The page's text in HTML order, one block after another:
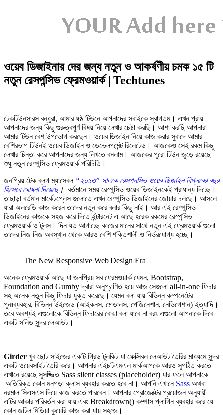
ওয়েব ডিজাইনার দের জন্য নতুন ও আকর্ষণীয় চমক ১৫ টি
নতুন রেসপন্সিভ ফ্রেমওয়ার্ক | Techtunes
টেকটিউনসারস বন্ধুরা, আমার ষষ্ঠ টিউনে আপনাদের সবাইকে স্বাগতম। এখন প্রায়
আপনাদের জন্য কিছু গুরুত্বপূর্ণ বিষয় নিয়ে লেখার চেষ্টা করছি। আশা করছি আপনারা
আমার টিউন বেশ উপভোগ করছেন। ওয়েব ডিজাইন নিয়ে কাজ করার সুবাদে আমার
বেশিরভাগ টিউনই ওয়েব ডিজাইন ও ডেভেলপমেন্ট রিলেটেড। আজকেও সেই রকম কিছু
লেখার চিন্তা করে আপনাদের জন্য লিখতে বসলাম। আজকের পুরো টিউন জুড়ে রয়েছে
শুধু নতুন রেস্পন্সিভ ফ্রেমওয়ার্ক পরিচিতি।
জনপ্রিয় টেক ব্লগ ম্যাসেবল“২০১৩” সালকে রেসপনসিভ ওয়েব ডিজাইন বিপ্লবের বছর
হিসেবে ঘোষনা দিয়েছে। বর্তমানে সময় রেস্পন্সিভ ওয়েব ডিজাইনকেই প্রাধান্য দিচ্ছে।
তাছাড়া বর্তমান মার্কেটপ্লেস গুলোতে এখন রেস্পন্সিভ ডিজাইনের জোয়ার চলছে। আসলে
যারা অলরেডি কাজ করেন তাদের নতুন করে বলার কিছু নাই। আর এই রেস্পন্সিভ
ডিজাইনের কাজকে সহজ করে দিতে ইন্টারনেট এ আছে হরেক রকমের রেস্পন্সিভ
ফ্রেমওয়ার্ক ও টুলস। দিন যত আগাচ্ছে কাজের মানের সাথে নতুন এই ফ্রেমওয়ার্ক গুলো
তাদের নিজ নিজ অবস্থান থেকে আরও বেশি শক্তিশালী ও নির্ভরযোগ্য হচ্ছে।
The New Responsive Web Design Era
অনেক ফ্রেমওয়ার্ক আছে যা জনপ্রিয় সব ফ্রেমওয়ার্ক যেমন, Bootstrap,
Foundation and Gumby দ্বারা অনুপ্রাণিত হয়ে আজ সেগুলো all-in-one ফিচার
সহ অনেক নতুন কিছু ফিচার যুক্ত করেছে। যেমন বলা যায় বিভিন্ন কম্পনেটের
পুনঃব্যবহার, বিভিন্ন উইজেড (আইকনস, মোডালস, পেজিনেশান, নেভিগেশান) ইত্যাদি।
তবে অবশ্যই এগুলোকে বিভিন্ন ফিচারের বোঝা বলা যাবে না বরং এগুলো আপনাকে দিবে
একটি সলিড সুন্দর লেআউট।
Girder খুব ছোট সাইজের একটি গ্রিড টুলকিট যা ফেক্সিবল লেআউট তৈরির মাধ্যমে সুন্দর
একটি ওয়েবসাইট তৈরি করে। আপনার এইচটিএমএল মার্কআপকে আরও সুগঠিত করতে
এখানে রয়েছে সুসজ্জিত Sass silent classes (placeholder) যার ফলে আপনাকে
অতিরিক্ত কোন মনগড়া ক্লাস ব্যবহার করতে হবে না। আপনি এখানে Sass অথবা
নরমাল সিএসএস দিয়ে কাজ করতে পারবেন। আপনার প্রোজেক্টের প্রয়োজন অনুযায়ী
এটির আকার পরিবর্তন করা যায় এবং Breakdrown() কম্পাস প্লাগিন ব্যবহার করে যে
কোন জটিল মিডিয়া কুয়েরি কাজ করা যায় সহজে।